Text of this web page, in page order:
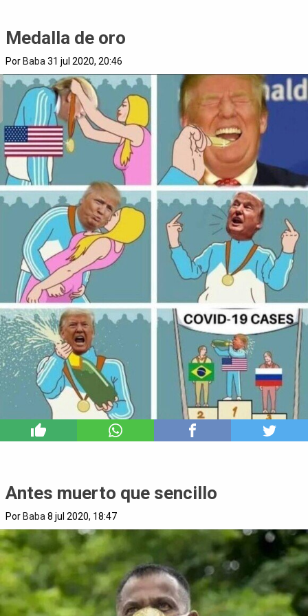
Medalla de oro
PorBaba 31 jul 2020, 20:46
Antes muerto que sencillo
Por Baba8 jul 2020, 18:47